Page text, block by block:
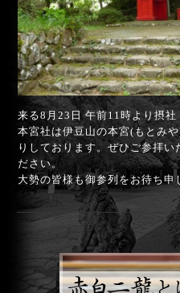
来る8月23日 午前11時より摂社
本宮社は伊豆山の本宮(もとみ
りしております。ぜひご参拝い
ださい。
大勢の皆様も御参列をお待ち申